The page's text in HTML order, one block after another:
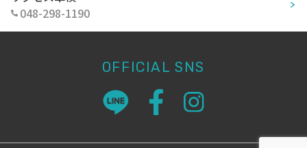
048-298-1190
OFFICIAL SNS